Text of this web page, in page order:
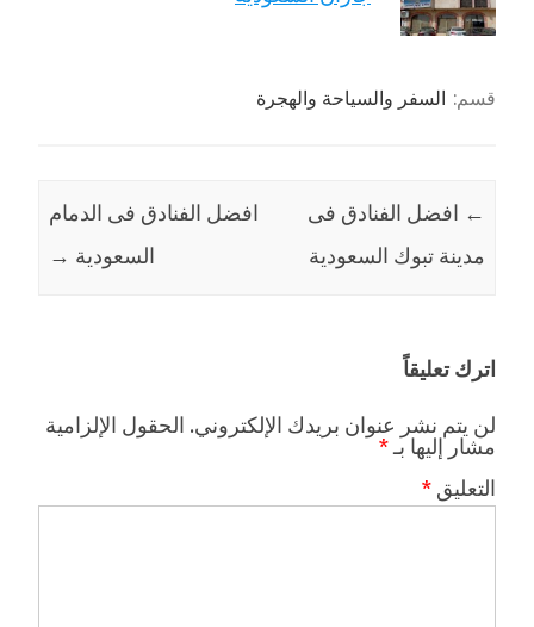
قسم: السفر والسياحة والهجرة
← افضل الفنادق فى
مدينة تبوك السعودية
افضل الفنادق فى الدمام
السعودية →
اترك تعليقاً
لن يتم نشر عنوان بريدك الإلكتروني. الحقول الإلزامية
مشار إليها بـ *
التعليق *